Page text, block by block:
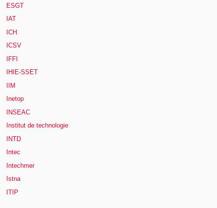
ESGT
IAT
ICH
ICSV
IFFI
IHIE-SSET
IIM
Inetop
INSEAC
Institut de technologie
INTD
Intec
Intechmer
Istna
ITIP